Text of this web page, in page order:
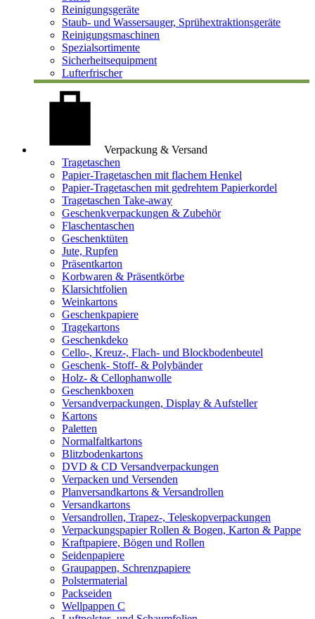
Reinigungsgeräte
Staub- und Wassersauger, Sprühextraktionsgeräte
Reinigungsmaschinen
Spezialsortimente
Sicherheitsequipment
Lufterfrischer
Verpackung & Versand
Tragetaschen
Papier-Tragetaschen mit flachem Henkel
Papier-Tragetaschen mit gedrehtem Papierkordel
Tragetaschen Take-away
Geschenkverpackungen & Zubehör
Flaschentaschen
Geschenktüten
Jute, Rupfen
Präsentkarton
Korbwaren & Präsentkörbe
Klarsichtfolien
Weinkartons
Geschenkpapiere
Tragekartons
Geschenkdeko
Cello-, Kreuz-, Flach- und Blockbodenbeutel
Geschenk- Stoff- & Polybänder
Holz- & Cellophanwolle
Geschenkboxen
Versandverpackungen, Display & Aufsteller
Kartons
Paletten
Normalfaltkartons
Blitzbodenkartons
DVD & CD Versandverpackungen
Verpacken und Versenden
Planversandkartons & Versandrollen
Versandkartons
Versandrollen, Trapez-, Teleskopverpackungen
Verpackungspapier Rollen & Bogen, Karton & Pappe
Kraftpapiere, Bögen und Rollen
Seidenpapiere
Graupappen, Schrenzpapiere
Polstermaterial
Packseiden
Wellpappen C